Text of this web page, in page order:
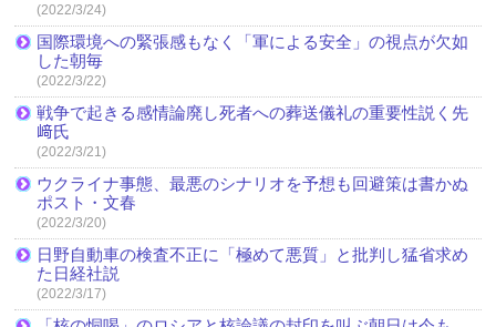
(2022/3/24)
国際環境への緊張感もなく「軍による安全」の視点が欠如
した朝毎
(2022/3/22)
戦争で起きる感情論廃し死者への葬送儀礼の重要性説く先
﨑氏
(2022/3/21)
ウクライナ事態、最悪のシナリオを予想も回避策は書かぬ
ポスト・文春
(2022/3/20)
日野自動車の検査不正に「極めて悪質」と批判し猛省求め
た日経社説
(2022/3/17)